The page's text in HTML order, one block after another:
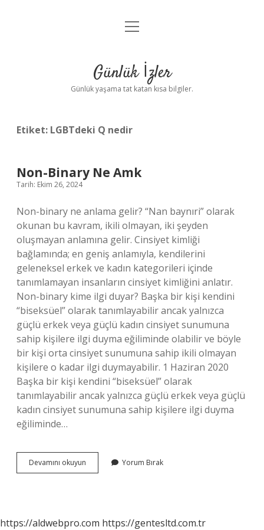
Anasayfa
Yasal Uyarı
menüyü
Günlük İzler
Günlük yaşama tat katan kısa bilgiler.
Etiket: LGBTdeki Q nedir
Non-Binary Ne Amk
Tarih: Ekim 26, 2024
Non-binary ne anlama gelir? “Nan baynıri” olarak
okunan bu kavram, ikili olmayan, iki şeyden
oluşmayan anlamına gelir. Cinsiyet kimliği
bağlamında; en geniş anlamıyla, kendilerini
geleneksel erkek ve kadın kategorileri içinde
tanımlamayan insanların cinsiyet kimliğini anlatır.
Non-binary kime ilgi duyar? Başka bir kişi kendini
“biseksüel” olarak tanımlayabilir ancak yalnızca
güçlü erkek veya güçlü kadın cinsiyet sunumuna
sahip kişilere ilgi duyma eğiliminde olabilir ve böyle
bir kişi orta cinsiyet sunumuna sahip ikili olmayan
kişilere o kadar ilgi duymayabilir. 1 Haziran 2020
Başka bir kişi kendini “biseksüel” olarak
tanımlayabilir ancak yalnızca güçlü erkek veya güçlü
kadın cinsiyet sunumuna sahip kişilere ilgi duyma
eğiliminde…
Devamını okuyun
Binary
Yorum Bırak
https://aldwebpro.com https://gentesltd.com.tr